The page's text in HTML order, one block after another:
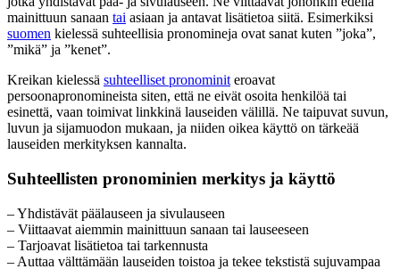
mainittuun sanaan tai asiaan ja antavat lisätietoa siitä. Esimerkiksi
suomen kielessä suhteellisia pronomineja ovat sanat kuten ”joka”,
”mikä” ja ”kenet”.
Kreikan kielessä suhteelliset pronominiteroavat
persoonapronomineista siten, että ne eivät osoita henkilöä tai
esinettä, vaan toimivat linkkinä lauseiden välillä. Ne taipuvat suvun,
luvun ja sijamuodon mukaan, ja niiden oikea käyttö on tärkeää
lauseiden merkityksen kannalta.
Suhteellisten pronominien merkitys ja käyttö
– Yhdistävät päälauseen ja sivulauseen
– Viittaavat aiemmin mainittuun sanaan tai lauseeseen
– Tarjoavat lisätietoa tai tarkennusta
– Auttaa välttämään lauseiden toistoa ja tekee tekstistä sujuvampaa